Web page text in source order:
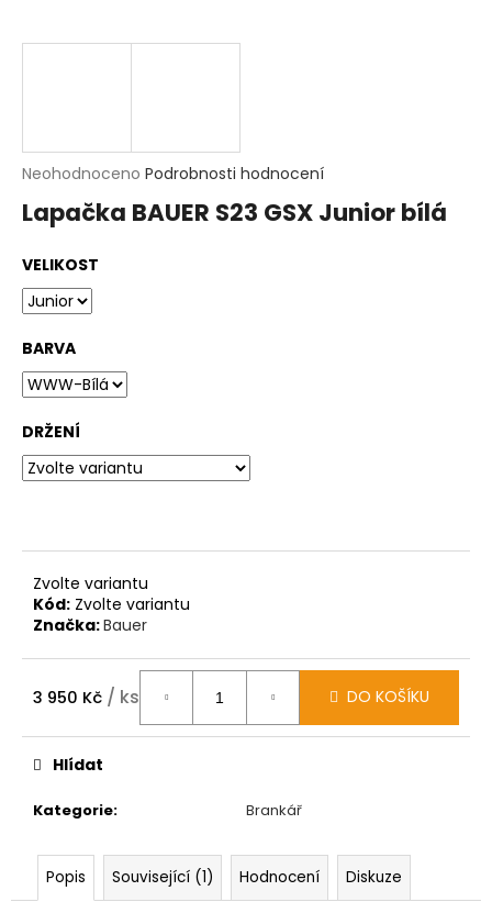
Průměrné
produktu
0,0
z
5
hvězdiček.
Neohodnoceno Podrobnosti hodnocení
Lapačka BAUER S23 GSX Junior bílá
VELIKOST
BARVA
DRŽENÍ
Zvolte variantu
Kód: Zvolte variantu
Značka:Bauer
3 950 Kč / ks
cena:
DO KOŠÍKU
Kategorie: Brankář
Hlídat
Popis Související (1) Hodnocení Diskuze
D
o
p
o
u
č
u
e
m
e